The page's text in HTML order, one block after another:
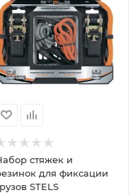
стяжек и
для фиксации
грузов STELS